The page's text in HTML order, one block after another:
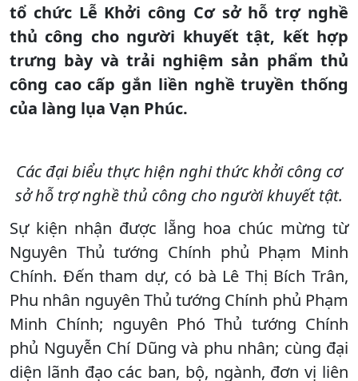
tổ chức Lễ Khởi công Cơ sở hỗ trợ nghề
thủ công cho người khuyết tật, kết hợp
trưng bày và trải nghiệm sản phẩm thủ
công cao cấp gắn liền nghề truyền thống
của làng lụa Vạn Phúc.
Các đại biểu thực hiện nghi thức khởi công cơ
sở hỗ trợ nghề thủ công cho người khuyết tật.
Sự kiện nhận được lẵng hoa chúc mừng từ
Nguyên Thủ tướng Chính phủ Phạm Minh
Chính. Đến tham dự, có bà Lê Thị Bích Trân,
Phu nhân nguyên Thủ tướng Chính phủ Phạm
Minh Chính; nguyên Phó Thủ tướng Chính
phủ Nguyễn Chí Dũng và phu nhân; cùng đại
diện lãnh đạo các ban, bộ, ngành, đơn vị liên